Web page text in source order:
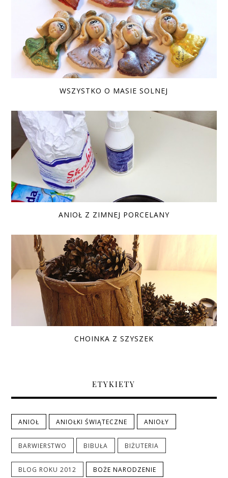
WSZYSTKO O MASIE SOLNEJ
ANIOŁ Z ZIMNEJ PORCELANY
CHOINKA Z SZYSZEK
ETYKIETY
ANIOŁ ANIOŁKI ŚWIĄTECZNE ANIOŁY
BARWIERSTWO BIBUŁA BIŻUTERIA
BLOG ROKU 2012 BOŻE NARODZENIE